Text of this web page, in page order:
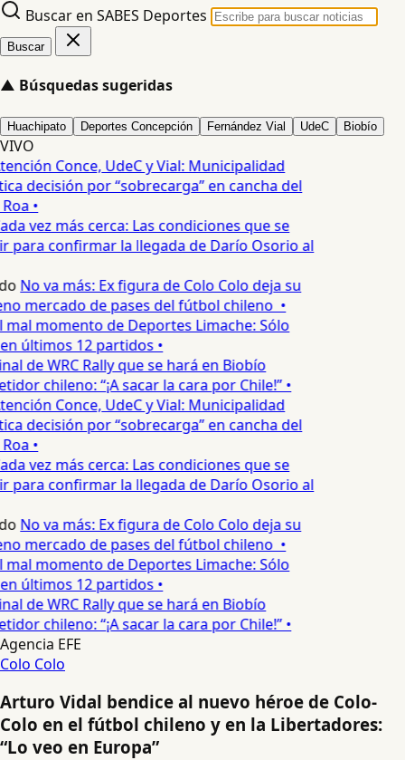
Buscar en SABES Deportes
Buscar
▲ Búsquedas sugeridas
Huachipato Deportes Concepción Fernández Vial UdeC Biobío
VIVO
Conce, UdeC y Vial: Municipalidad
decisión por “sobrecarga” en cancha del
•
vez más cerca: Las condiciones que se
para confirmar la llegada de Darío Osorio al
No va más: Ex figura de Colo Colo deja su
mercado de pases del fútbol chileno •
mal momento de Deportes Limache: Sólo
últimos 12 partidos •
de WRC Rally que se hará en Biobío
chileno: “¡A sacar la cara por Chile!” •
Conce, UdeC y Vial: Municipalidad
decisión por “sobrecarga” en cancha del
•
vez más cerca: Las condiciones que se
para confirmar la llegada de Darío Osorio al
No va más: Ex figura de Colo Colo deja su
mercado de pases del fútbol chileno •
mal momento de Deportes Limache: Sólo
últimos 12 partidos •
de WRC Rally que se hará en Biobío
chileno: “¡A sacar la cara por Chile!” •
Agencia EFE
Colo Colo
Arturo Vidal bendice al nuevo héroe de Colo-
Colo en el fútbol chileno y en la Libertadores:
“Lo veo en Europa”